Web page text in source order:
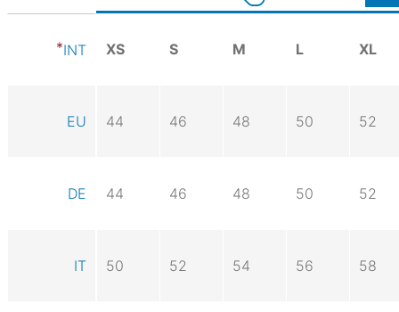
INT XS S M L XL
EU 44 46 48 50 52
DE 44 46 48 50 52
IT 50 52 54 56 58